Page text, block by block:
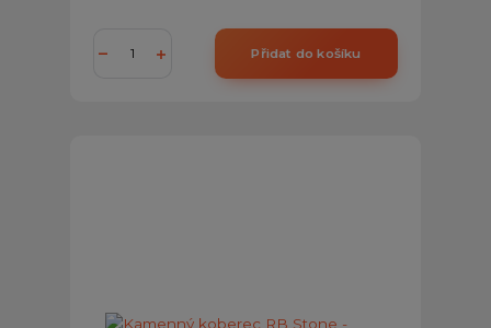
Přidat do košíku